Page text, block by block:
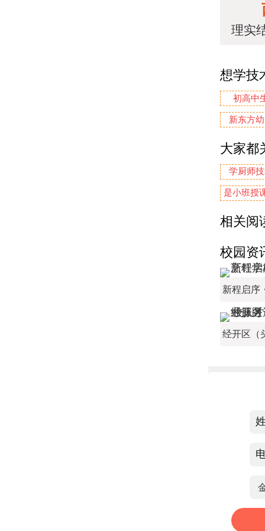
理实
想学技
初高中
新东方
大家都
学厨师
是小班授
相关阅
校园资